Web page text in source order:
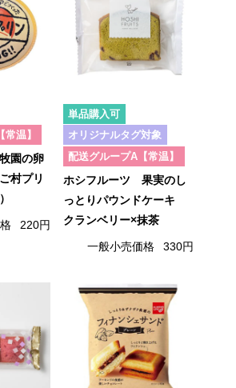
温】
園の卵
村プリ
220円
単品購入可
オリジナルタグ対象
配送グループA【常温】
ホシフルーツ 果実のし
っとりパウンドケーキ
クランベリー×抹茶
一般小売価格 330円